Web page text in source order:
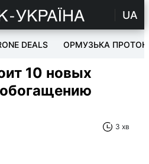
UA
DEALS ОРМУЗЬКА ПРОТОКА
10 новых
3 хв